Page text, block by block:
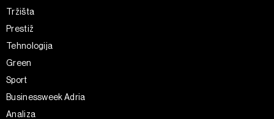
Tržišta
Prestiž
Tehnologija
Green
Sport
Businessweek Adria
Analiza